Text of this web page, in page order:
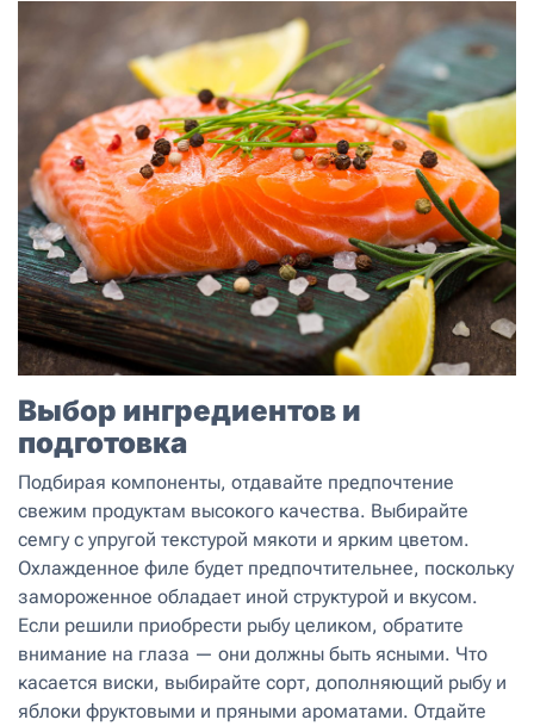
Выбор ингредиентов и
подготовка
Подбирая компоненты, отдавайте предпочтение
свежим продуктам высокого качества. Выбирайте
семгу с упругой текстурой мякоти и ярким цветом.
Охлажденное филе будет предпочтительнее, поскольку
замороженное обладает иной структурой и вкусом.
Если решили приобрести рыбу целиком, обратите
внимание на глаза — они должны быть ясными. Что
касается виски, выбирайте сорт, дополняющий рыбу и
яблоки фруктовыми и пряными ароматами. Отдайте